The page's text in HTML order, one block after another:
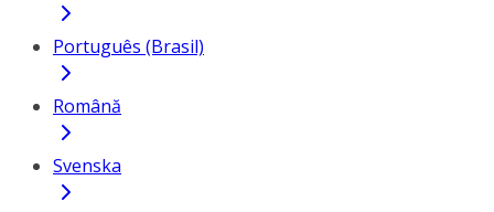
Português (Brasil)
Română
Svenska